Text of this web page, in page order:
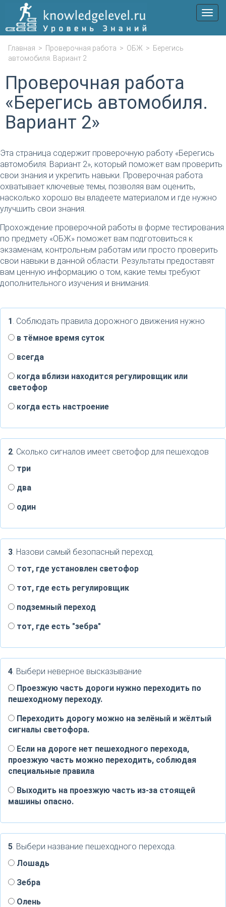
Меню
Главная > Проверочная работа > ОБЖ > Берегись
автомобиля. Вариант 2
Проверочная работа
«Берегись автомобиля.
Вариант 2»
Эта страница содержит проверочную работу «Берегись
автомобиля. Вариант 2», который поможет вам проверить
свои знания и укрепить навыки. Проверочная работа
охватывает ключевые темы, позволяя вам оценить,
насколько хорошо вы владеете материалом и где нужно
улучшить свои знания.
Прохождение проверочной работы в форме тестирования
по предмету «ОБЖ» поможет вам подготовиться к
экзаменам, контрольным работам или просто проверить
свои навыки в данной области. Результаты предоставят
вам ценную информацию о том, какие темы требуют
дополнительного изучения и внимания.
1. Соблюдать правила дорожного движения нужно
в тёмное время суток
всегда
когда вблизи находится регулировщик или
светофор
когда есть настроение
2. Сколько сигналов имеет светофор для пешеходов
три
два
один
3. Назови самый безопасный переход.
тот, где установлен светофор
тот, где есть регулировщик
подземный переход
тот, где есть "зебра"
4. Выбери неверное высказывание
Проезжую часть дороги нужно переходить по
пешеходному переходу.
Переходить дорогу можно на зелёный и жёлтый
сигналы светофора.
Если на дороге нет пешеходного перехода,
проезжую часть можно переходить, соблюдая
специальные правила
Выходить на проезжую часть из-за стоящей
машины опасно.
5. Выбери название пешеходного перехода.
Лошадь
Зебра
Олень